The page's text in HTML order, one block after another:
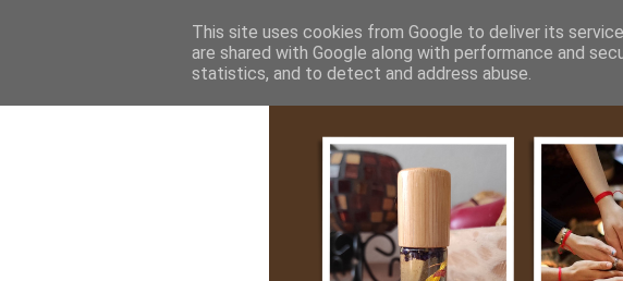
This site uses cookies from Google to deliver its
are shared with Google along with performance and
statistics, and to detect and address abuse.